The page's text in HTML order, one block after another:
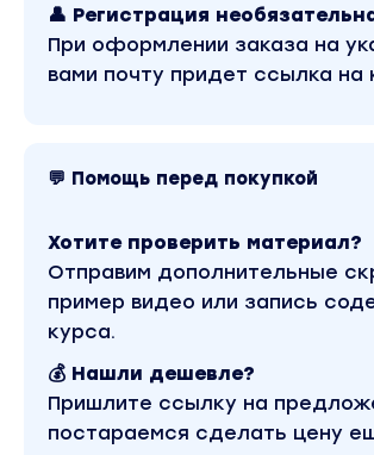
и научимся правильному
Наладив двигательную базу, мы
его природную мудрость и
Стойке на руках, шпагату и
курса:
Готовность Вашего тела к
нагрузки: йога, бег, фитнес.
Избавление от болевых
после и во время тренировок.
Навык осознанного включения
👤 Регистрация
При оформлении заказа на
вами почту придет ссылка на
💬 Помощь перед покупкой
Хотите проверить материал?
Отправим дополнительные
пример видео или запись
курса.
💰 Нашли дешевле?
Пришлите ссылку на
постараемся сделать цену